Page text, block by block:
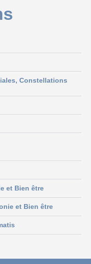
Constellations
et Bien être
et Bien être